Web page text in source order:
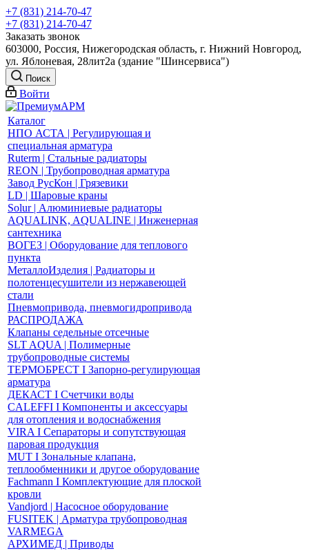
+7 (831) 214-70-47
+7 (831) 214-70-47
Заказать звонок
603000, Россия, Нижегородская область, г. Нижний Новгород,
ул. Яблоневая, 28лит2а (здание "Шинсервиса")
Поиск
Войти
Каталог
НПО АСТА | Регулирующая и
специальная арматура
Ruterm | Стальные радиаторы
REON | Трубопроводная арматура
Завод РусКон | Грязевики
LD | Шаровые краны
Solur | Алюминиевые радиаторы
AQUALINK, AQUALINE | Инженерная
сантехника
ВОГЕЗ | Оборудование для теплового
пункта
МеталлоИзделия | Радиаторы и
полотенцесушители из нержавеющей
стали
Пневмопривода, пневмогидропривода
РАСПРОДАЖА
Клапаны седельные отсечные
SLT AQUA | Полимерные
трубопроводные системы
ТЕРМОБРЕСТ І Запорно-регулирующая
арматура
ДЕКАСТ І Счетчики воды
CALEFFI І Компоненты и аксессуары
для отопления и водоснабжения
VIRA І Сепараторы и сопутствующая
паровая продукция
MUT І Зональные клапана,
теплообменники и другое оборудование
Fachmann І Комплектующие для плоской
кровли
Vandjord | Насосное оборудование
FUSITEK | Арматура трубопроводная
VARMEGA
АРХИМЕД | Приводы